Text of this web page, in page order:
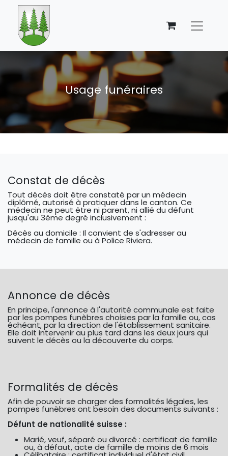
Usage funéraires
Constat de décès
Tout décès doit être constaté par un médecin
diplômé, autorisé à pratiquer dans le canton. Ce
médecin ne peut être ni parent, ni allié du défunt
jusqu'au 3ème degré inclusivement :
Décès au domicile : Il convient de s'adresser au
médecin de famille ou à Police Riviera.
Annonce de décès
En principe, l'annonce à l'autorité communale est faite
par les pompes funèbres choisies par la famille ou, cas
échéant, par la direction de l'établissement sanitaire.
Elle doit intervenir au plus tard dans les deux jours qui
suivent le décès ou la découverte du corps.
Formalités de décès
Afin de pouvoir se charger des formalités légales, les
pompes funèbres ont besoin des documents suivants :
Défunt de nationalité suisse :
Marié, veuf, séparé ou divorcé : certificat de famille
ou, à défaut, acte de famille de moins de 6 mois